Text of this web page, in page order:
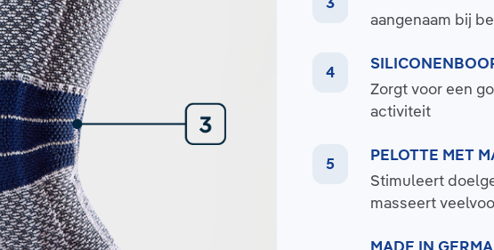
aangenaam bij
Zorgt voor een
activiteit
PELOTTE MET
Stimuleert
masseert
MADE IN